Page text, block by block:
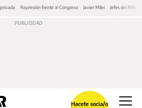
Represión frente al Congreso Javier Milei Jefes del PAMI
Hacete socia/o